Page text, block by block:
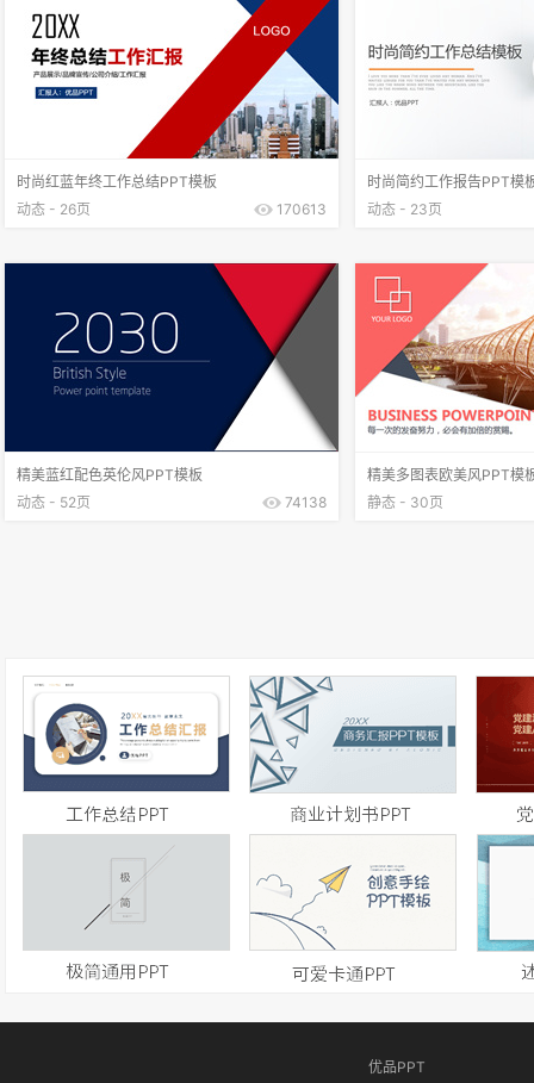
时尚红蓝年终工作总结PPT模板
动态 - 26页
170613
时尚简约工作报告PPT模
动态 - 23页
精美蓝红配色英伦风PPT模板
动态 - 52页
74138
精美多图表欧美风PPT模
静态 - 30页
优品PPT